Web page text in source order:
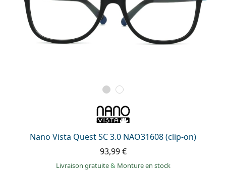
Nano Vista Quest SC 3.0 NAO31608 (clip-on)
93,99 €
Livraison gratuite& Monture en stock